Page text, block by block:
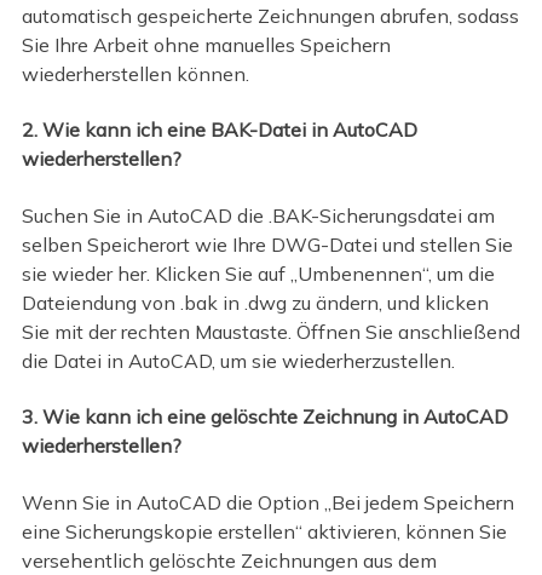
automatisch gespeicherte Zeichnungen abrufen, sodass
Sie Ihre Arbeit ohne manuelles Speichern
wiederherstellen können.
2. Wie kann ich eine BAK-Datei in AutoCAD
wiederherstellen?
Suchen Sie in AutoCAD die .BAK-Sicherungsdatei am
selben Speicherort wie Ihre DWG-Datei und stellen Sie
sie wieder her. Klicken Sie auf „Umbenennen“, um die
Dateiendung von .bak in .dwg zu ändern, und klicken
Sie mit der rechten Maustaste. Öffnen Sie anschließend
die Datei in AutoCAD, um sie wiederherzustellen.
3. Wie kann ich eine gelöschte Zeichnung in AutoCAD
wiederherstellen?
Wenn Sie in AutoCAD die Option „Bei jedem Speichern
eine Sicherungskopie erstellen“ aktivieren, können Sie
versehentlich gelöschte Zeichnungen aus dem